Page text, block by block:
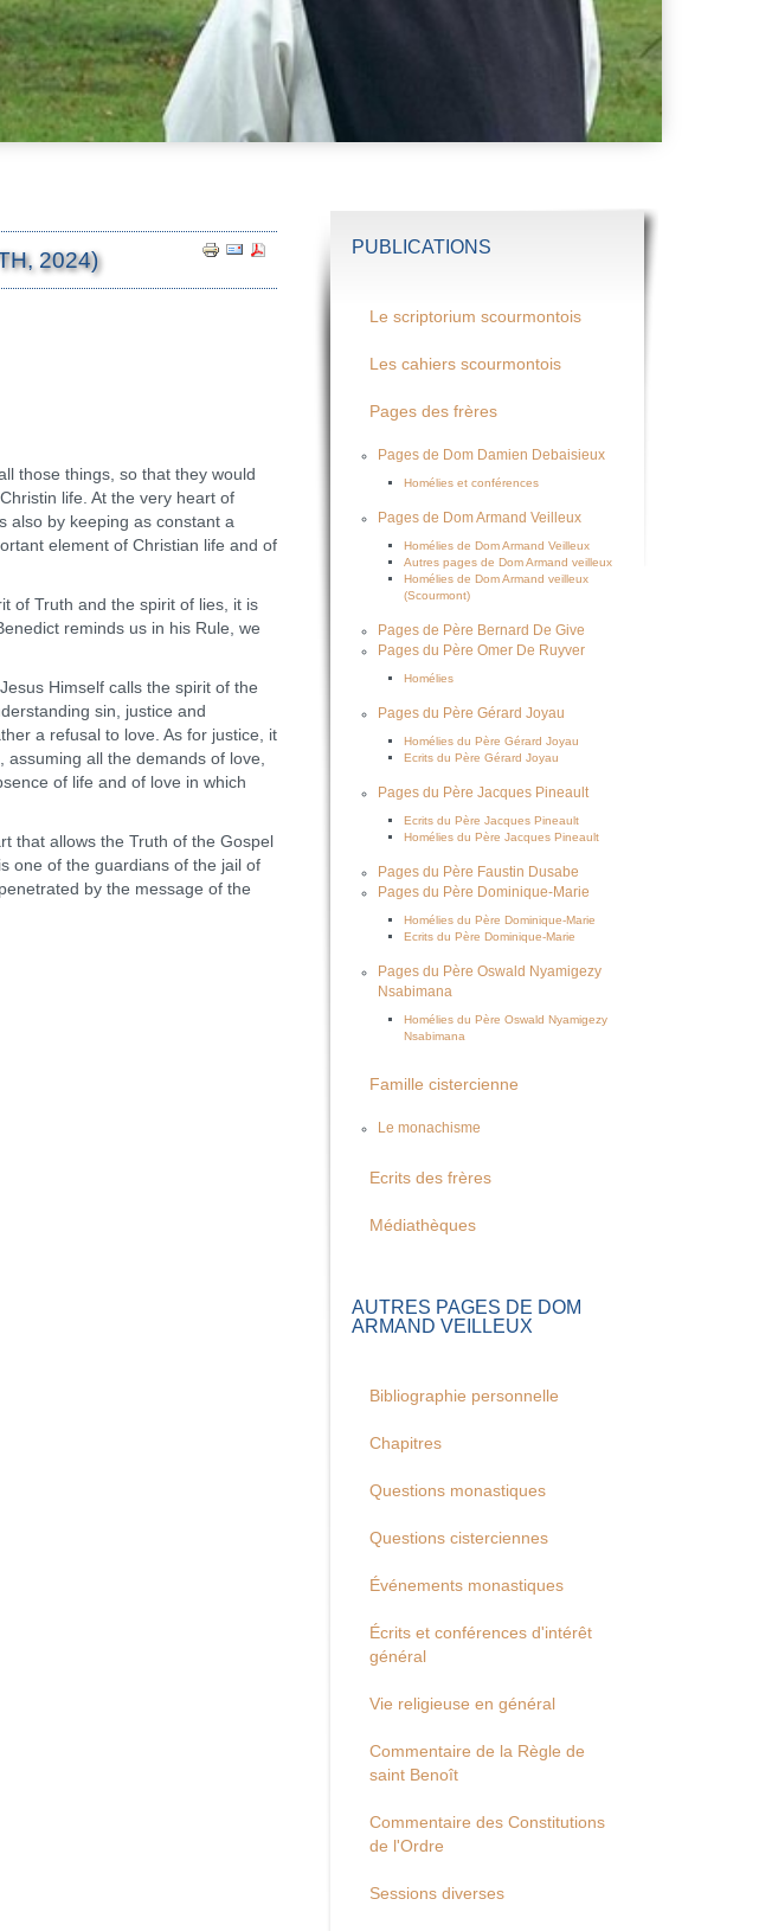
2024)
those things, so that they would
life. At the very heart of
also by keeping as constant a
element of Christian life and of
Truth and the spirit of lies, it is
reminds us in his Rule, we
Himself calls the spirit of the
sin, justice and
a refusal to love. As for justice, it
all the demands of love,
of life and of love in which
allows the Truth of the Gospel
one of the guardians of the jail of
by the message of the
PUBLICATIONS
Le scriptorium scourmontois
Les cahiers scourmontois
Pages des frères
Pages de Dom Damien Debaisieux
Homélies et conférences
Pages de Dom Armand Veilleux
Homélies de Dom Armand Veilleux
Autres pages de Dom Armand veilleux
Homélies de Dom Armand veilleux
(Scourmont)
Pages de Père Bernard De Give
Pages du Père Omer De Ruyver
Homélies
Pages du Père Gérard Joyau
Homélies du Père Gérard Joyau
Ecrits du Père Gérard Joyau
Pages du Père Jacques Pineault
Ecrits du Père Jacques Pineault
Homélies du Père Jacques Pineault
Pages du Père Faustin Dusabe
Pages du Père Dominique-Marie
Homélies du Père Dominique-Marie
Ecrits du Père Dominique-Marie
Pages du Père Oswald Nyamigezy
Nsabimana
Homélies du Père Oswald Nyamigezy
Nsabimana
Famille cistercienne
Le monachisme
Ecrits des frères
Médiathèques
AUTRES PAGES DE DOM
ARMAND VEILLEUX
Bibliographie personnelle
Chapitres
Questions monastiques
Questions cisterciennes
Événements monastiques
Écrits et conférences d'intérêt
général
Vie religieuse en général
Commentaire de la Règle de
saint Benoît
Commentaire des Constitutions
de l'Ordre
Sessions diverses